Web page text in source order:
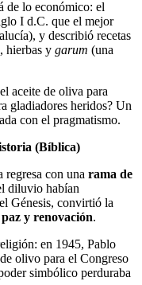
de lo económico: el
I d.C. que el mejor
y describió recetas
hierbas y garum (una
aceite de oliva para
gladiadores heridos? Un
con el pragmatismo.
(Bíblica)
regresa con una rama de
diluvio habían
Génesis, convirtió la
paz y renovación.
en 1945, Pablo
olivo para el Congreso
simbólico perduraba